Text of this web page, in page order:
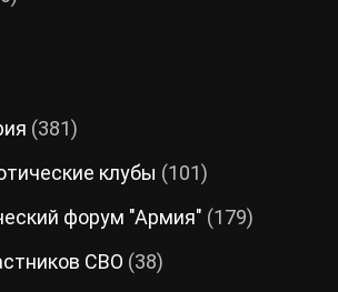
(381)
клубы (101)
форум "Армия" (179)
СВО (38)